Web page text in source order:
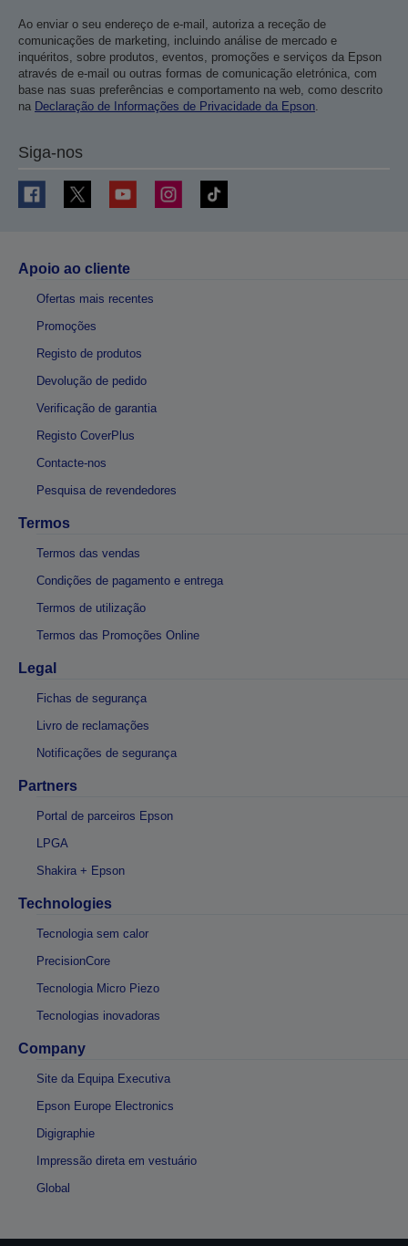
Ao enviar o seu endereço de e-mail, autoriza a receção de
comunicações de marketing, incluindo análise de mercado e
inquéritos, sobre produtos, eventos, promoções e serviços da Epson
através de e-mail ou outras formas de comunicação eletrónica, com
base nas suas preferências e comportamento na web, como descrito
na Declaração de Informações de Privacidade da Epson.
Siga-nos
Apoio ao cliente
Ofertas mais recentes
Promoções
Registo de produtos
Devolução de pedido
Verificação de garantia
Registo CoverPlus
Contacte-nos
Pesquisa de revendedores
Termos
Termos das vendas
Condições de pagamento e entrega
Termos de utilização
Termos das Promoções Online
Legal
Fichas de segurança
Livro de reclamações
Notificações de segurança
Partners
Portal de parceiros Epson
LPGA
Shakira + Epson
Technologies
Tecnologia sem calor
PrecisionCore
Tecnologia Micro Piezo
Tecnologias inovadoras
Company
Site da Equipa Executiva
Epson Europe Electronics
Digigraphie
Impressão direta em vestuário
Global